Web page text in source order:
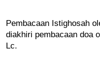
Pembacaan Istighosah
diakhiri pembacaan doa
Lc.